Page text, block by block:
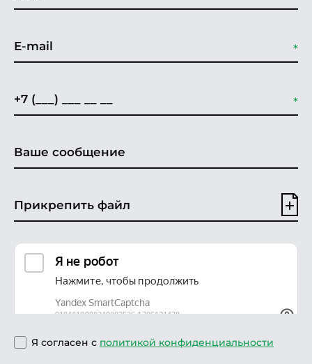
Прикрепить файл
Я согласен с политикой конфиденциальности